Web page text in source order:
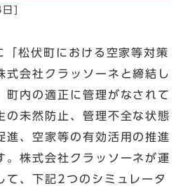
松伏町における空家等対策
式会社クラッソーネと締結し
町内の適正に管理がなされて
の未然防止、管理不全な状態
進、空家等の有効活用の推進
。株式会社クラッソーネが運
て、下記2つのシミュレータ